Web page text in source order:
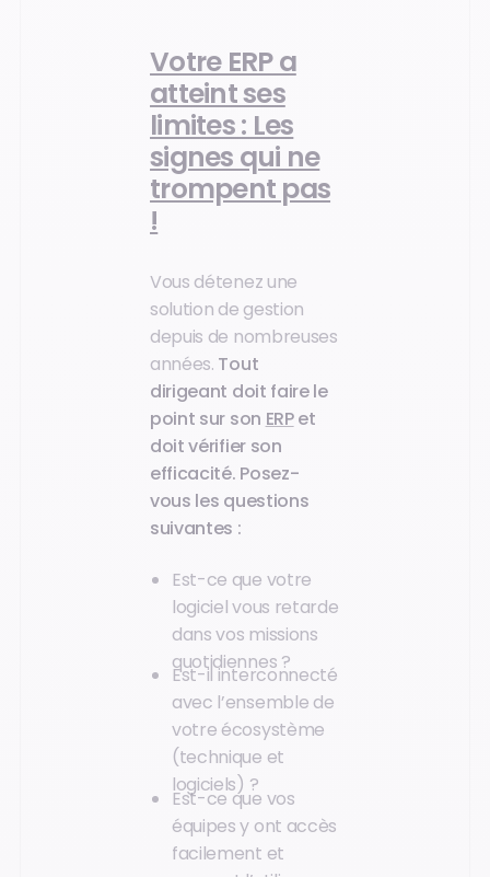
Votre ERP a
atteint ses
limites : Les
signes qui ne
trompent pas
!
Vous détenez une
solution de gestion
depuis de nombreuses
années. Tout
dirigeant doit faire le
point sur son ERPet
doit vérifier son
efficacité. Posez-
vous les questions
suivantes :
Est-ce que votre
logiciel vous retarde
dans vos missions
quotidiennes ?
Est-il interconnecté
avec l’ensemble de
votre écosystème
(technique et
logiciels) ?
Est-ce que vos
équipes y ont accès
facilement et